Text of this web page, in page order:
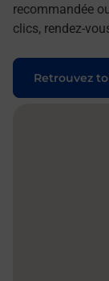
recommandée
clics, rendez-
Retrouvez